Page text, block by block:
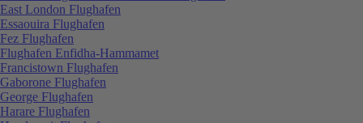
East London Flughafen
Essaouira Flughafen
Fez Flughafen
Flughafen Enfidha-Hammamet
Francistown Flughafen
Gaborone Flughafen
George Flughafen
Harare Flughafen